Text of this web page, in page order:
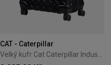
CAT - Caterpillar
Velký kufr Cat Caterpillar Industrial Plate 74,5 cm černý